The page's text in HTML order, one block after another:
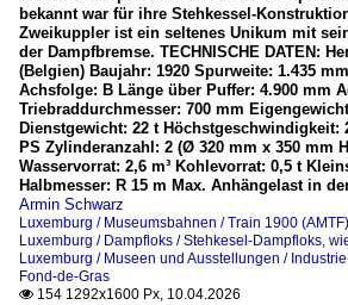
bekannt war für ihre Stehkessel-
Zweikuppler ist ein seltenes Unikum mit
der Dampfbremse. TECHNISCHE DATEN:
(Belgien) Baujahr: 1920 Spurweite: 1.435
Achsfolge: B Länge über Puffer: 4.900 mm
Triebraddurchmesser: 700 mm
Dienstgewicht: 22 t Höchstgeschwindigkeit:
PS Zylinderanzahl: 2 (Ø 320 mm x 350 mm
Wasservorrat: 2,6 m³ Kohlevorrat: 0,5 t
Halbmesser: R 15 m Max. Anhängelast in
Armin Schwarz
Luxemburg / Museumsbahnen / Train 1900
Luxemburg / Dampfloks / Stehkesel-Dampfloks,
Luxemburg / Museen und Ausstellungen /
Fond-de-Gras
 154 1292x1600 Px, 10.04.2026